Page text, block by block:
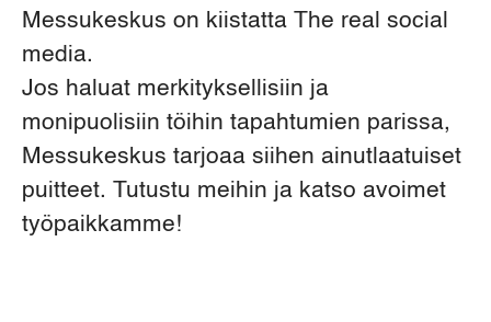
Messukeskus on kiistatta The real social
media.
Jos haluat merkityksellisiin ja
monipuolisiin töihin tapahtumien parissa,
Messukeskus tarjoaa siihen ainutlaatuiset
puitteet. Tutustu meihin ja katso avoimet
työpaikkamme!